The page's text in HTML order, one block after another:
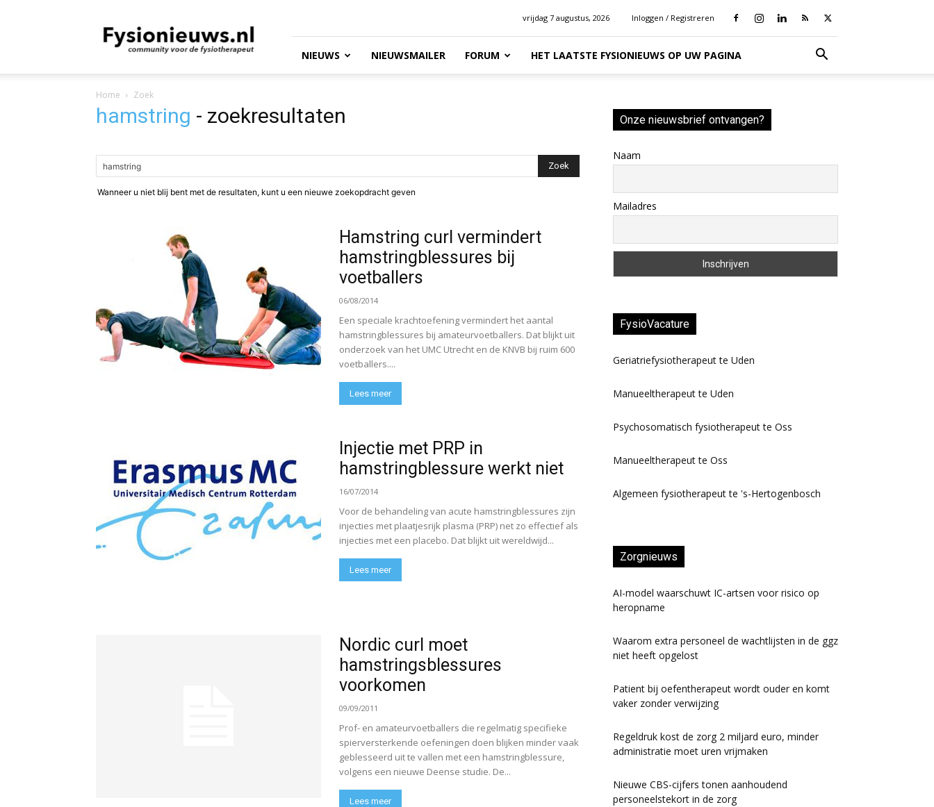
vrijdag 7 augustus, 2026 Inloggen / Registreren
NIEUWS NIEUWSMAILER FORUM HET LAATSTE FYSIONIEUWS OP UW PAGINA
Home Zoek
hamstring - zoekresultaten
Wanneer u niet blij bent met de resultaten, kunt u een nieuwe zoekopdracht geven
Hamstring curl vermindert
hamstringblessures bij
voetballers
06/08/2014
Een speciale krachtoefening vermindert het aantal
hamstringblessures bij amateurvoetballers. Dat blijkt uit
onderzoek van het UMC Utrecht en de KNVB bij ruim 600
voetballers....
Lees meer
Injectie met PRP in
hamstringblessure werkt niet
16/07/2014
Voor de behandeling van acute hamstringblessures zijn
injecties met plaatjesrijk plasma (PRP) net zo effectief als
injecties met een placebo. Dat blijkt uit wereldwijd...
Lees meer
Nordic curl moet
hamstringsblessures
voorkomen
09/09/2011
Prof- en amateurvoetballers die regelmatig specifieke
spierversterkende oefeningen doen blijken minder vaak
geblesseerd uit te vallen met een hamstringblessure,
volgens een nieuwe Deense studie. De...
Lees meer
Onze nieuwsbrief ontvangen?
Naam
Mailadres
FysioVacature
Geriatriefysiotherapeut te Uden
Manueeltherapeut te Uden
Psychosomatisch fysiotherapeut te Oss
Manueeltherapeut te Oss
Algemeen fysiotherapeut te 's-Hertogenbosch
Zorgnieuws
AI-model waarschuwt IC-artsen voor risico op
heropname
Waarom extra personeel de wachtlijsten in de ggz
niet heeft opgelost
Patient bij oefentherapeut wordt ouder en komt
vaker zonder verwijzing
Regeldruk kost de zorg 2 miljard euro, minder
administratie moet uren vrijmaken
Nieuwe CBS-cijfers tonen aanhoudend
personeelstekort in de zorg